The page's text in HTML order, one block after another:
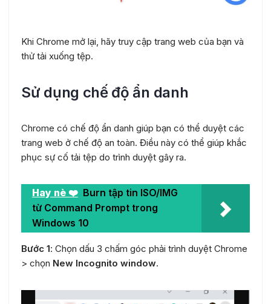
Khi Chrome mở lại, hãy truy cập trang web của bạn và
thử tải xuống tệp.
Sử dụng chế độ ẩn danh
Chrome có chế độ ẩn danh giúp bạn có thể duyệt các
trang web ở chế độ an toàn. Điều này có thể giúp khắc
phục sự cố tải tệp do trình duyệt gây ra.
Hay nè ❤️ Burn tập tin ISO/IMG
từ Command Prompt trong
Windows 10
Bước 1: Chọn dấu 3 chấm góc phải trình duyệt Chrome
> chọn New Incognito window.